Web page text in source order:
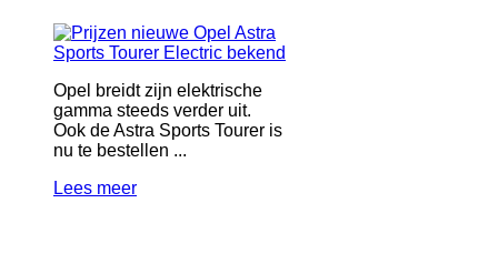
Opel breidt zijn elektrische
gamma steeds verder uit.
Ook de Astra Sports Tourer is
nu te bestellen ...
Lees meer